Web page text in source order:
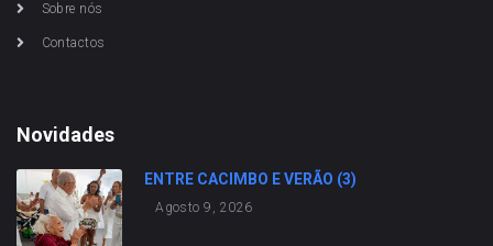
Sobre nós
Contactos
Novidades
ENTRE CACIMBO E VERÃO (3)
Agosto 9, 2026